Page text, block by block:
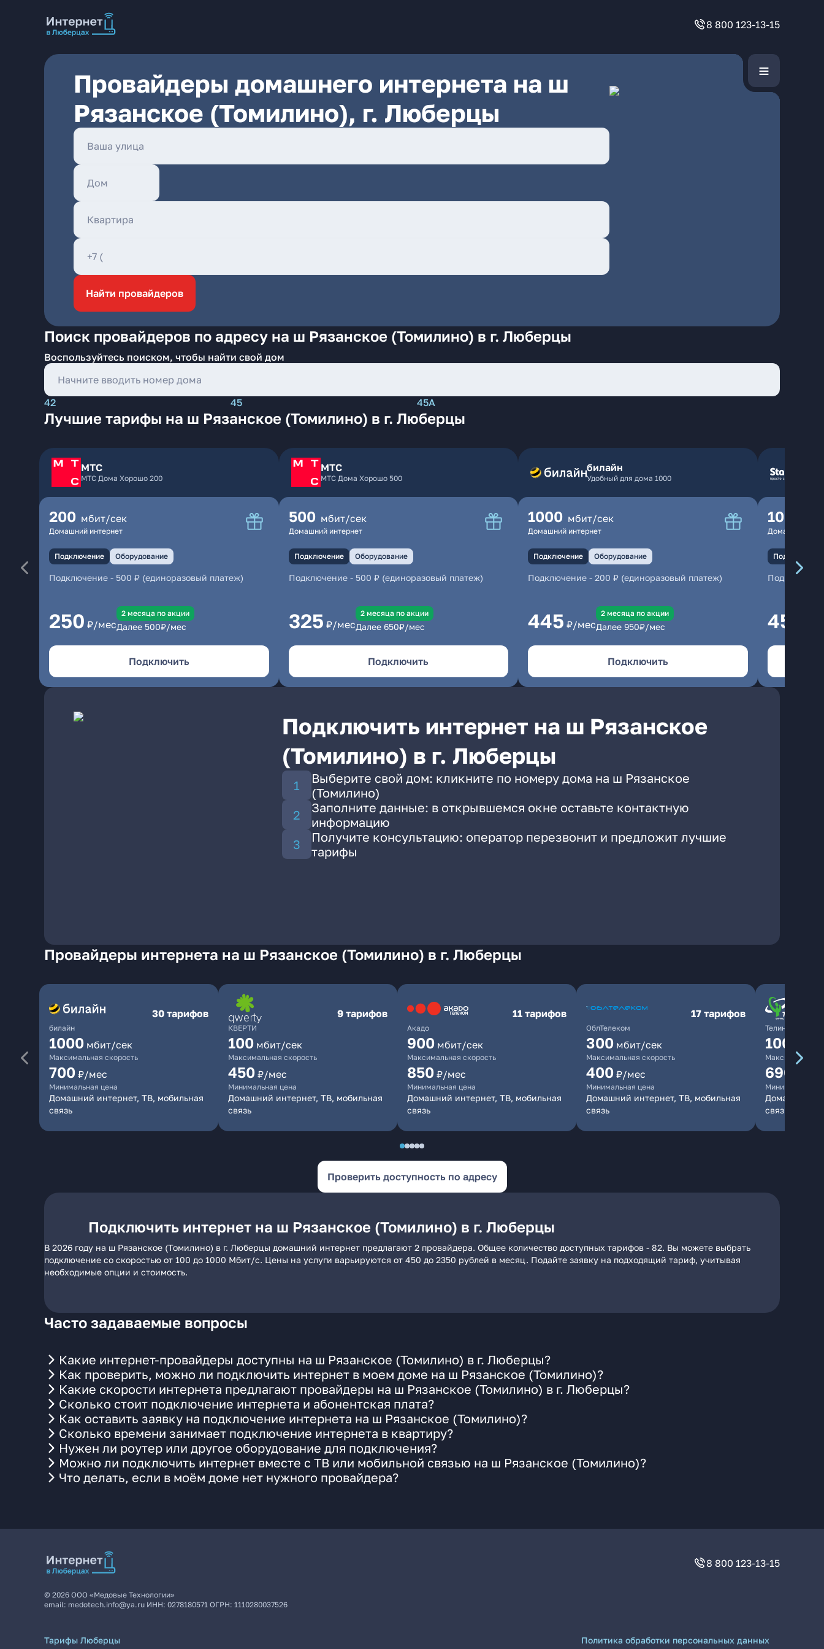
8 800 123-13-15
Провайдеры домашнего интернета на ш
Рязанское (Томилино), г. Люберцы
Найти провайдеров
Поиск провайдеров по адресу на ш Рязанское (Томилино) в г. Люберцы
Воспользуйтесь поиском, чтобы найти свой дом
42 45 45А
Лучшие тарифы на ш Рязанское (Томилино) в г. Люберцы
МТС
МТС Дома Хорошо 200
200 мбит/сек
Домашний интернет
Подключение Оборудование
Подключение - 500 ₽ (единоразовый платеж)
250 ₽/мес
2 месяцa по акции
Далее 500₽/мес
Подключить
МТС
МТС Дома Хорошо 500
500 мбит/сек
Домашний интернет
Подключение Оборудование
Подключение- 500 ₽ (единоразовый платеж)
325 ₽/мес
2 месяцa по акции
Далее 650₽/мес
Подключить
билайн
Удобный для дома 1000
1000 мбит/сек
Домашний интернет
Подключение Оборудование
Подключение - 200 ₽ (единоразовый платеж)
445 ₽/мес
2 месяцa по акции
Далее 950₽/мес
Подключить
100
Домашний
Подключение
450
Подключить интернет на ш Рязанское
(Томилино) в г. Люберцы
Выберите свой дом: кликните по номеру дома на ш Рязанское
(Томилино)
Заполните данные: в открывшемся окне оставьте контактную
информацию
Получите консультацию: оператор перезвонит и предложит лучшие
тарифы
Провайдеры интернета на ш Рязанское (Томилино) в г. Люберцы
билайн
30 тарифов
1000 мбит/сек
Максимальная скорость
700 ₽/мес
Минимальная цена
Домашний интернет, ТВ, мобильная
связь
КВЕРТИ
9 тарифов
100 мбит/сек
Максимальная скорость
450 ₽/мес
Минимальная цена
Домашний интернет, ТВ, мобильная
связь
Акадо
11 тарифов
900 мбит/сек
Максимальная скорость
850 ₽/мес
Минимальная цена
Домашний интернет, ТВ, мобильная
связь
ОблТелеком
17 тарифов
300 мбит/сек
Максимальная скорость
400 ₽/мес
Минимальная цена
Домашний интернет, ТВ, мобильная
связь
ТелинКом
1000
Максимальная
690
Минимальная
Домашний
связь
Проверить доступность по адресу
Подключить интернет на ш Рязанское (Томилино) в г. Люберцы
В 2026 году на ш Рязанское (Томилино) в г. Люберцы домашний интернет предлагают 2 провайдера. Общее количество доступных тарифов - 82. Вы можете выбрать
подключение со скоростью от 100 до 1000 Мбит/с. Цены на услуги варьируются от 450 до 2350 рублей в месяц. Подайте заявку на подходящий тариф, учитывая
необходимые опции и стоимость.
Часто задаваемые вопросы
Какие интернет-провайдеры доступны на ш Рязанское (Томилино) в г. Люберцы?
Как проверить, можно ли подключить интернет в моем доме на ш Рязанское (Томилино)?
Какие скорости интернета предлагают провайдеры на ш Рязанское (Томилино) в г. Люберцы?
Сколько стоит подключение интернета и абонентская плата?
Как оставить заявку на подключение интернета на ш Рязанское (Томилино)?
Сколько времени занимает подключение интернета в квартиру?
Нужен ли роутер или другое оборудование для подключения?
Можно ли подключить интернет вместе с ТВ или мобильной связью на ш Рязанское (Томилино)?
Что делать, если в моём доме нет нужного провайдера?
8 800 123-13-15
© 2026 ООО «Медовые Технологии»
email: medotech.info@ya.ru ИНН: 0278180571 ОГРН: 1110280037526
Тарифы Люберцы
Политика обработки персональных данных